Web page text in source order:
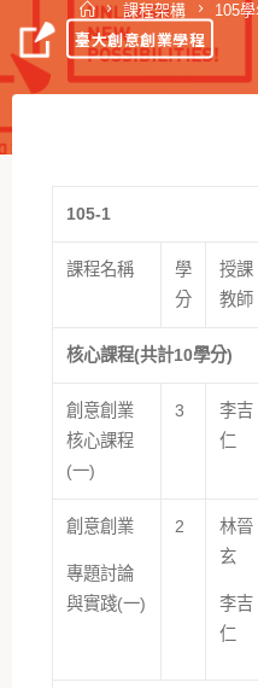
臺大創意創業學程
課程架構 105
105-1
課程名稱
學
分
授課
教師
核心課程(共計10學分)
創意創業
核心課程
(一)
3
李吉
仁
創意創業
專題討論
與實踐(一)
2
林晉
玄
李吉
仁